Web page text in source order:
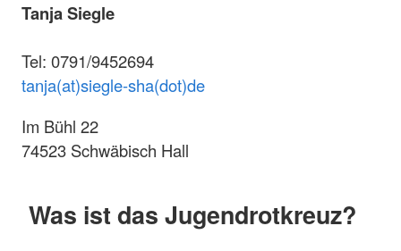
Tanja Siegle
Tel: 0791/9452694
tanja(at)siegle-sha(dot)de
Im Bühl 22
74523 Schwäbisch Hall
Was ist das Jugendrotkreuz?